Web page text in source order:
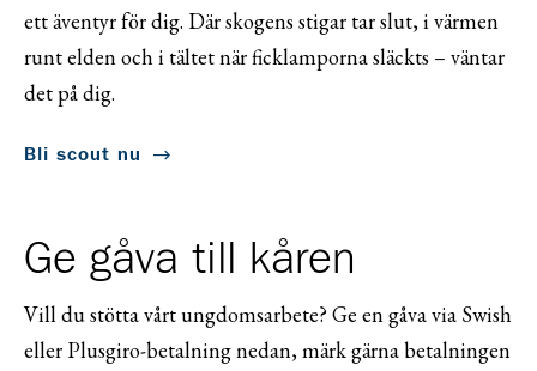
ett äventyr för dig. Där skogens stigar tar slut, i värmen
runt elden och i tältet när ficklamporna släckts – väntar
det på dig.
Bli scout nu
Ge gåva till kåren
Vill du stötta vårt ungdomsarbete? Ge en gåva via Swish
eller Plusgiro-betalning nedan, märk gärna betalningen